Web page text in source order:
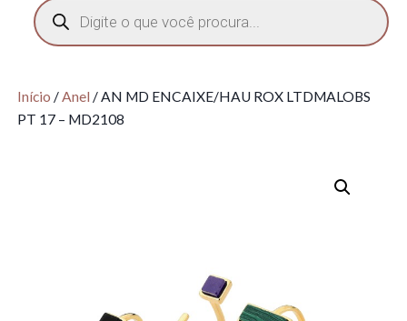
Início /Anel / AN MD ENCAIXE/HAU ROX LTDMALOBS
PT 17 – MD2108